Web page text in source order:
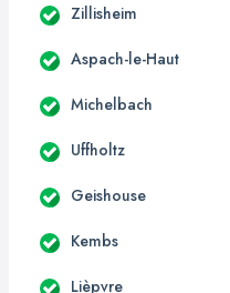
Zillisheim
Aspach-le-Haut
Michelbach
Uffholtz
Geishouse
Kembs
Lièpvre